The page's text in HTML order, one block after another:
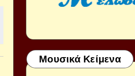
Μουσικά Κείμενα